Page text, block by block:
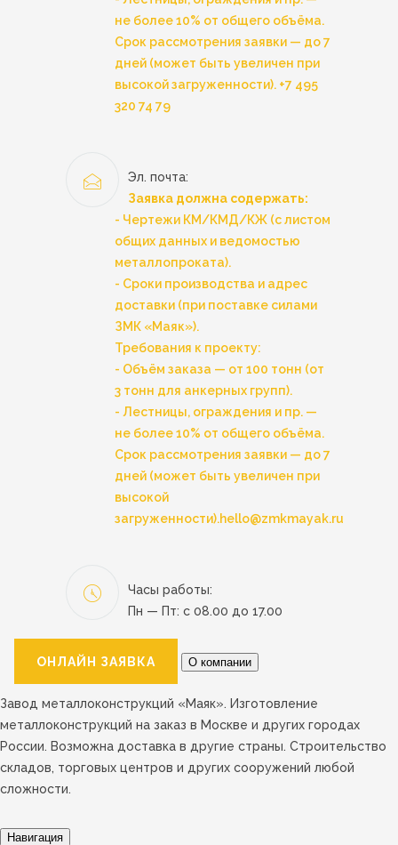
не более 10% от общего объёма.
Срок рассмотрения заявки — до 7
дней (может быть увеличен при
высокой загруженности). +7 495
320 74 79
Эл. почта:
Заявка должна содержать:
- Чертежи КМ/КМД/КЖ (с листом
общих данных и ведомостью
металлопроката).
- Сроки производства и адрес
доставки (при поставке силами
ЗМК «Маяк»).
Требования к проекту:
- Объём заказа — от 100 тонн (от
3 тонн для анкерных групп).
- Лестницы, ограждения и пр. —
не более 10% от общего объёма.
Срок рассмотрения заявки — до 7
дней (может быть увеличен при
высокой
загруженности).hello@zmkmayak.ru
Часы работы:
Пн — Пт: с 08.00 до 17.00
ОНЛАЙН ЗАЯВКА О компании
Завод металлоконструкций «Маяк». Изготовление
металлоконструкций на заказ в Москве и других городах
России. Возможна доставка в другие страны. Строительство
складов, торговых центров и других сооружений любой
сложности.
Навигация